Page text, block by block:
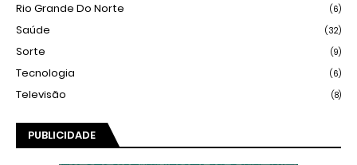
Rio Grande Do Norte (6)
Saúde (32)
Sorte (9)
Tecnologia (6)
Televisão (8)
PUBLICIDADE